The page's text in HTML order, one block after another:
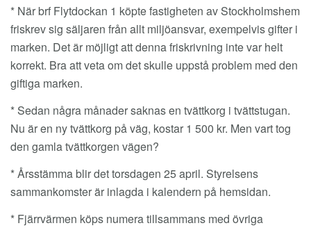
* När brf Flytdockan 1 köpte fastigheten av Stockholmshem
friskrev sig säljaren från allt miljöansvar, exempelvis gifter i
marken. Det är möjligt att denna friskrivning inte var helt
korrekt. Bra att veta om det skulle uppstå problem med den
giftiga marken.
* Sedan några månader saknas en tvättkorg i tvättstugan.
Nu är en ny tvättkorg på väg, kostar 1 500 kr. Men vart tog
den gamla tvättkorgen vägen?
* Årsstämma blir det torsdagen 25 april. Styrelsens
sammankomster är inlagda i kalendern på hemsidan.
* Fjärrvärmen köps numera tillsammans med övriga